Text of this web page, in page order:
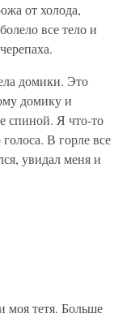
от холода,
все тело и
домики. Это
домику и
спиной. Я что-то
В горле все
увидал меня и
моя тетя. Больше